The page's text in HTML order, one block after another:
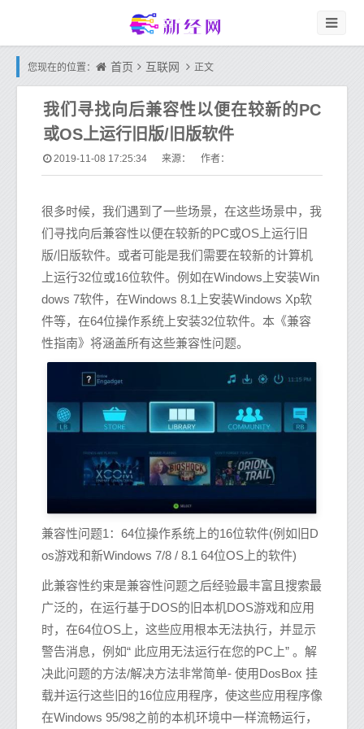
您现在的位置： 首页 互联网 正文
我们寻找向后兼容性以便在较新的PC
或OS上运行旧版/旧版软件
2019-11-08 17:25:34 来源： 作者：
很多时候，我们遇到了一些场景，在这些场景中，我
们寻找向后兼容性以便在较新的PC或OS上运行旧
版/旧版软件。或者可能是我们需要在较新的计算机
上运行32位或16位软件。例如在Windows上安装Win
dows 7软件，在Windows 8.1上安装Windows Xp软
件等，在64位操作系统上安装32位软件。本《兼容
性指南》将涵盖所有这些兼容性问题。
兼容性问题1：64位操作系统上的16位软件(例如旧D
os游戏和新Windows 7/8 / 8.1 64位OS上的软件)
此兼容性约束是兼容性问题之后经验最丰富且搜索最
广泛的，在运行基于DOS的旧本机DOS游戏和应用
时，在64位OS上，这些应用根本无法执行，并显示
警告消息，例如“ 此应用无法运行在您的PC上” 。解
决此问题的方法/解决方法非常简单- 使用DosBox 挂
载并运行这些旧的16位应用程序，使这些应用程序像
在Windows 95/98之前的本机环境中一样流畅运行，